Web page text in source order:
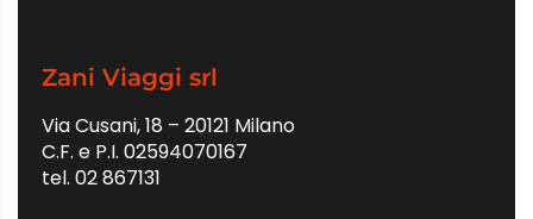
Zani Viaggi srl
Via Cusani, 18 – 20121 Milano
C.F. e P.I. 02594070167
tel. 02 867131